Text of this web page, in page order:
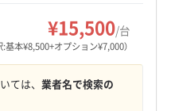
板野郡板野町
美馬郡つるぎ町
¥15,500/台
:基本¥8,500+オプション¥7,000）
ては、 業者名で検索の